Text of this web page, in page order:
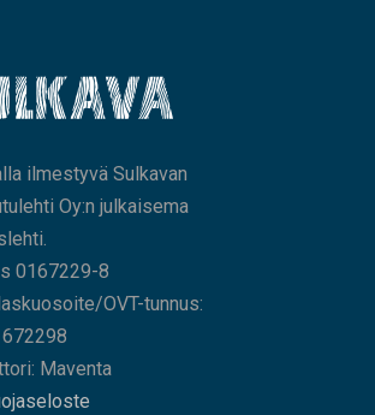
ilmestyvä Sulkavan
Oy:n julkaisema
0167229-8
OVT-tunnus:
Maventa